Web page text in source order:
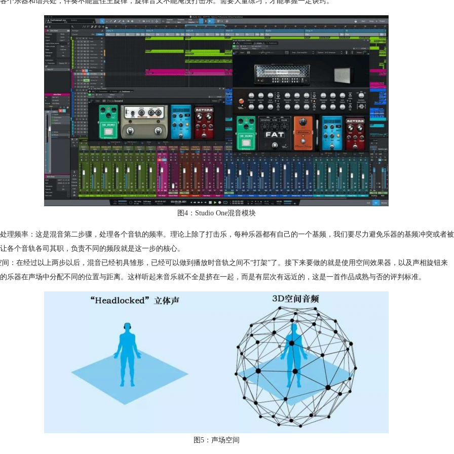
图4：Studio One混音模块
理频率：这是混音第二步骤，处理各个音轨的频率。理论上除了打击乐，每种乐器都有自己的一个基频，我们要尽力避免乐器的基频冲突或者被
各个音轨各司其职，负责不同的频段就是这一步的核心。
间：在经过以上两步以后，混音已经初具雏形，已经可以做到播放时音轨之间不“打架”了。接下来要做的就是使用空间效果器，以及声相旋钮来
乐器在声场中分配不同的位置与距离。这样听起来音乐就不全是挤在一起，而是有层次有远近的，这是一首作品成熟与否的评判标准。
图5：声场空间